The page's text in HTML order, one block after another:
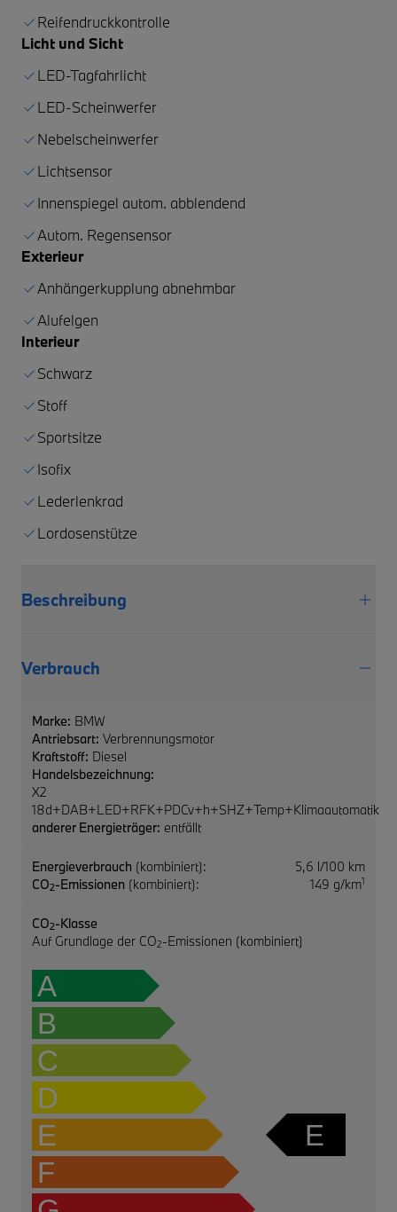
Reifendruckkontrolle
Licht und Sicht
LED-Tagfahrlicht
LED-Scheinwerfer
Nebelscheinwerfer
Lichtsensor
Innenspiegel autom. abblendend
Autom. Regensensor
Exterieur
Anhängerkupplung abnehmbar
Alufelgen
Interieur
Schwarz
Stoff
Sportsitze
Isofix
Lederlenkrad
Lordosenstütze
Beschreibung
Verbrauch
Marke: BMW
Antriebsart: Verbrennungsmotor
Kraftstoff: Diesel
Handelsbezeichnung:
X2
18d+DAB+LED+RFK+PDCv+h+SHZ+Temp+Klimaautomatik
anderer Energieträger: entfällt
Energieverbrauch (kombiniert):
5,6 l/100 km
CO2-Emissionen (kombiniert): 149 g/km1
CO2-Klasse
Auf Grundlage der CO2-Emissionen (kombiniert)
A
B
C
D
E
F
E